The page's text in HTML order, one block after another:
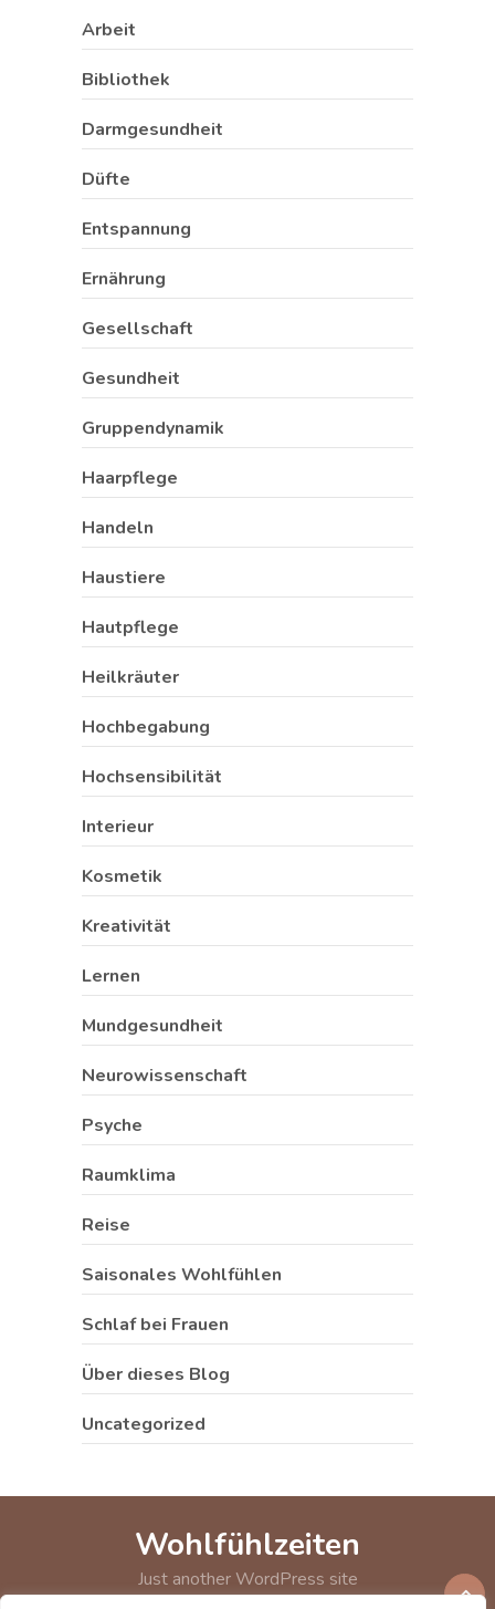
Arbeit
Bibliothek
Darmgesundheit
Düfte
Entspannung
Ernährung
Gesellschaft
Gesundheit
Gruppendynamik
Haarpflege
Handeln
Haustiere
Hautpflege
Heilkräuter
Hochbegabung
Hochsensibilität
Interieur
Kosmetik
Kreativität
Lernen
Mundgesundheit
Neurowissenschaft
Psyche
Raumklima
Reise
Saisonales Wohlfühlen
Schlaf bei Frauen
Über dieses Blog
Uncategorized
Wohlfühlzeiten
Just another WordPress site